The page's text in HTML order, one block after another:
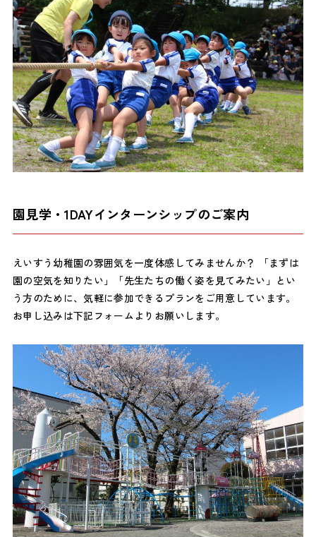
園見学・1DAYインターンシップのご案内
えいすう幼稚園の雰囲気を一度体感してみませんか？ 「まずは
園の空気を知りたい」「先生たちの働く姿を見てみたい」とい
う方のために、気軽に参加できるプランをご用意しています。
お申し込みは下記フォームよりお願いします。